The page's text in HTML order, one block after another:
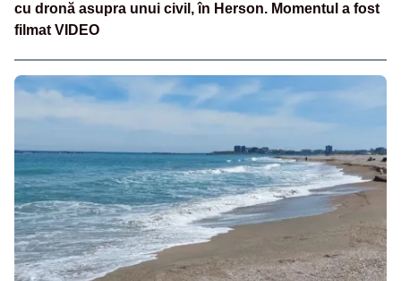
cu dronă asupra unui civil, în Herson. Momentul a fost
filmat VIDEO